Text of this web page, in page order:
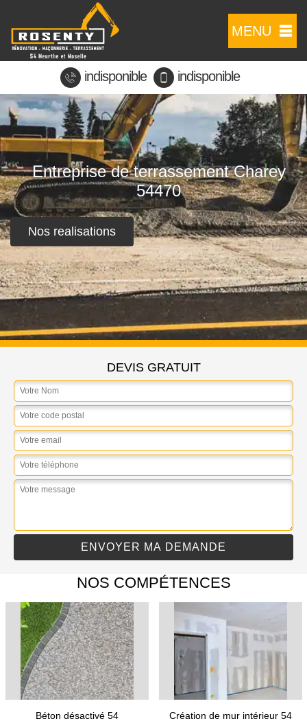
MENU
indisponible indisponible
Entreprise de terrassement Charey
54470
Nos realisations
DEVIS GRATUIT
NOS COMPÉTENCES
Béton désactivé 54 Création de mur intérieur 54